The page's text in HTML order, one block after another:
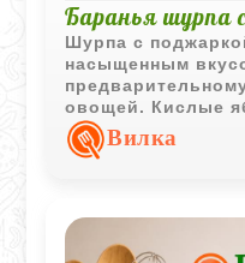
Баранья шурпа
Шурпа с
насыщенным
овощей. Кислые
лёгкую фруктовую
хорошоВилка